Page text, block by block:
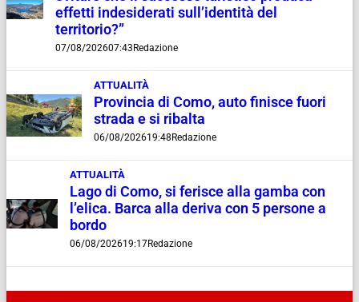
effetti indesiderati sull’identità del
territorio?”
07/08/202607:43 Redazione
ATTUALITÀ
Provincia di Como, auto finisce fuori
strada e si ribalta
06/08/202619:48 Redazione
ATTUALITÀ
Lago di Como, si ferisce alla gamba con
l’elica. Barca alla deriva con 5 persone a
bordo
06/08/202619:17Redazione